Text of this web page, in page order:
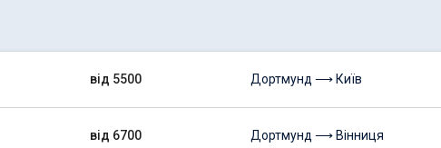
від 5500
від 6700
Дортмунд ⟶ Київ
Дортмунд ⟶ Вінниця